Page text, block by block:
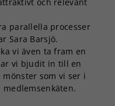
parallella processer
Sara Barsjö.
vi även ta fram en
vi bjudit in till en
som vi ser i